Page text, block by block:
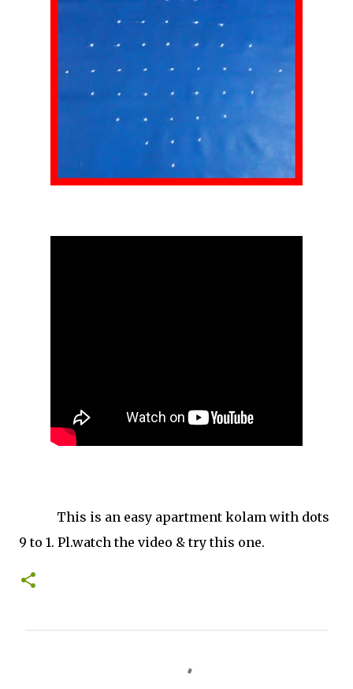
This is an easy apartment kolam with dots
9 to 1. Pl.watch the video & try this one.